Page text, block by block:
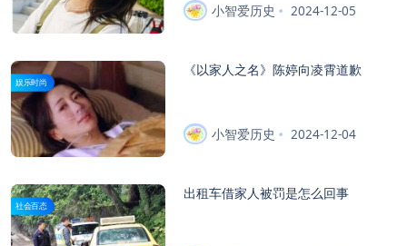
小智爱历史 2024-12-05
娱乐时尚
《以家人之名》陈婷向凌霄道歉
小智爱历史 2024-12-04
社会百态
出租车借家人被罚是怎么回事